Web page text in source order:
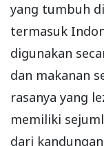
yang tumbuh
termasuk
digunakan
dan makanan
rasanya yang
memiliki
dari